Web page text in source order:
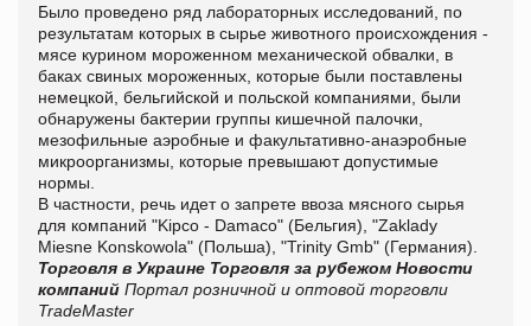
Было проведено ряд лабораторных исследований, по
результатам которых в сырье животного происхождения -
мясе курином мороженном механической обвалки, в
баках свиных мороженных, которые были поставлены
немецкой, бельгийской и польской компаниями, были
обнаружены бактерии группы кишечной палочки,
мезофильные аэробные и факультативно-анаэробные
микроорганизмы, которые превышают допустимые
нормы.
В частности, речь идет о запрете ввоза мясного сырья
для компаний "Kipco - Damaco" (Бельгия), "Zaklady
Miesne Konskowola" (Польша), "Trinity Gmb" (Германия).
Торговля в Украине Торговля за рубежом Новости
компаний Портал розничной и оптовой торговли
TradeMaster